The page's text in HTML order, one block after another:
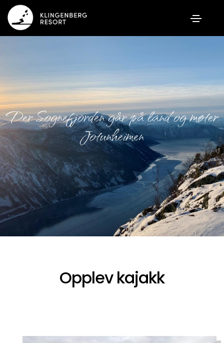
Der Sognefjorden går på land og møter
Jotunheimen
Opplev kajakk